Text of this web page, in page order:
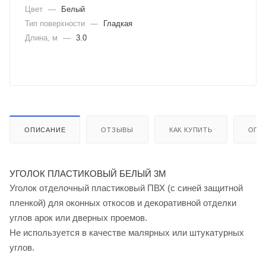
Цвет —
Белый
Тип поверхности —
Гладкая
Длина, м
— 3.0
ОПИСАНИЕ ОТЗЫВЫ КАК КУПИТЬ
УГОЛОК ПЛАСТИКОВЫЙ БЕЛЫЙ 3М
Уголок отделочный пластиковый ПВХ (с синей защитной
пленкой) для оконных откосов и декоративной отделки
углов арок или дверных проемов.
Не используется в качестве малярных или штукатурных
углов.